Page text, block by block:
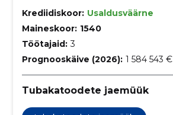
Krediidiskoor: Usaldusväärne
Maineskoor: 1540
Töötajaid: 3
Prognooskäive (2026): 1 584 543 €
Tubakatoodete jaemüük